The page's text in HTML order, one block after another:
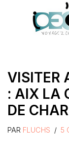
VISITER
: AIX LA
DE
PAR FLUCHS 5